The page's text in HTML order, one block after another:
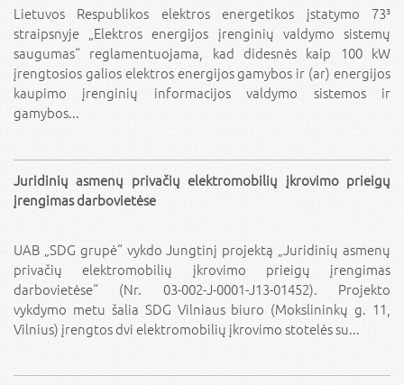
Lietuvos Respublikos elektros energetikos įstatymo 73³
straipsnyje „Elektros energijos įrenginių valdymo sistemų
saugumas“ reglamentuojama, kad didesnės kaip 100 kW
įrengtosios galios elektros energijos gamybos ir (ar) energijos
kaupimo įrenginių informacijos valdymo sistemos ir
gamybos...
Juridinių asmenų privačių elektromobilių įkrovimo prieigų
įrengimas darbovietėse
UAB „SDG grupė“ vykdo Jungtinį projektą „Juridinių asmenų
privačių elektromobilių įkrovimo prieigų įrengimas
darbovietėse“ (Nr. 03-002-J-0001-J13-01452). Projekto
vykdymo metu šalia SDG Vilniaus biuro (Mokslininkų g. 11,
Vilnius) įrengtos dvi elektromobilių įkrovimo stotelės su...